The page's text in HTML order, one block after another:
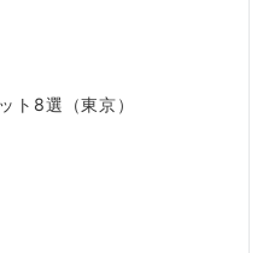
ト8選（東京）